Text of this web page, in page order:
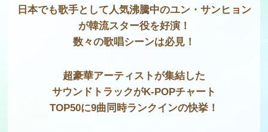
日本でも歌手として人気沸騰中のユン・サンヒョン
が韓流スター役を好演！
数々の歌唱シーンは必見！
超豪華アーティストが集結した
サウンドトラックがK-POPチャート
TOP50に9曲同時ランクインの快挙！